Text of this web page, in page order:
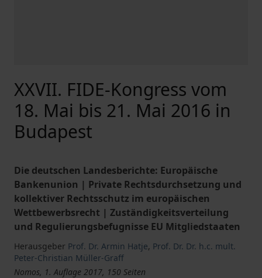
XXVII. FIDE-Kongress vom
18. Mai bis 21. Mai 2016 in
Budapest
Die deutschen Landesberichte: Europäische
Bankenunion | Private Rechtsdurchsetzung und
kollektiver Rechtsschutz im europäischen
Wettbewerbsrecht | Zuständigkeitsverteilung
und Regulierungsbefugnisse EU Mitgliedstaaten
Herausgeber Prof. Dr. Armin Hatje, Prof. Dr. Dr. h.c. mult.
Peter-Christian Müller-Graff
Nomos, 1. Auflage 2017, 150 Seiten